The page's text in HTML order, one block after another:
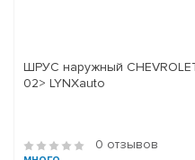
ШРУС наружный
02> LYNXauto
0 отзывов